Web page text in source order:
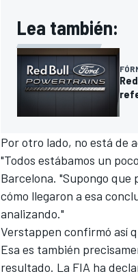
Lea también:
Por otro lado, no está de
"Todos estábamos un
Barcelona. "Supongo que
cómo llegaron a esa
analizando."
Verstappen confirmó así
Esa es también
resultado. La FIA ha